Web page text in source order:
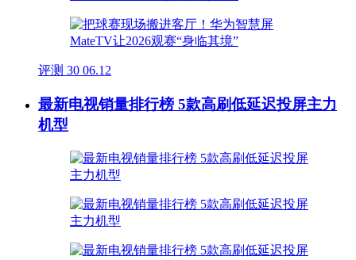
评测 30 06.12
最新电视销量排行榜 5款高刷低延迟投屏主力
机型